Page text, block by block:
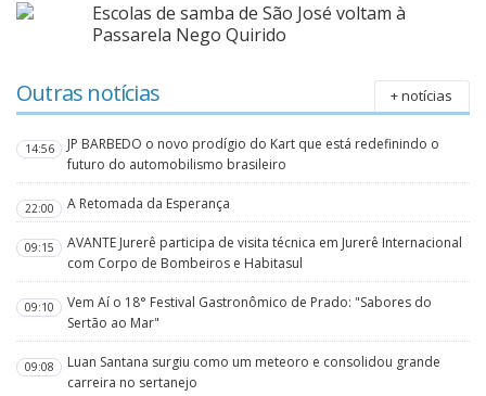
Escolas de samba de São José voltam à
Passarela Nego Quirido
Outras notícias + notícias
14:56
JP BARBEDO o novo prodígio do Kart que está redefinindo o
futuro do automobilismo brasileiro
22:00 A Retomada da Esperança
09:15
AVANTE Jurerê participa de visita técnica em Jurerê Internacional
com Corpo de Bombeiros e Habitasul
09:10
Vem Aí o 18° Festival Gastronômico de Prado: "Sabores do
Sertão ao Mar"
09:08
Luan Santana surgiu como um meteoro e consolidou grande
carreira no sertanejo